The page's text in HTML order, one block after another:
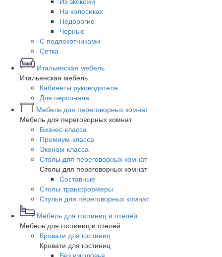
На колесиках
Недорогие
Черные
С подлокотниками
Сетка
Итальянская мебель
Итальянская мебель
Кабинеты руководителя
Для персонала
Мебель для переговорных комнат
Мебель для переговорных комнат
Бизнес-класса
Премиум-класса
Эконом-класса
Столы для переговорных комнат
Столы для переговорных комнат
Составные
Столы-трансформеры
Стулья для переговорных комнат
Мебель для гостиниц и отелей
Мебель для гостиниц и отелей
Кровати для гостиниц
Кровати для гостиниц